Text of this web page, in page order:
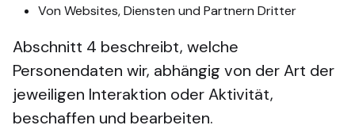
Von Websites, Diensten und Partnern Dritter
Abschnitt 4 beschreibt, welche
Personendaten wir, abhängig von der Art der
jeweiligen Interaktion oder Aktivität,
beschaffen und bearbeiten.